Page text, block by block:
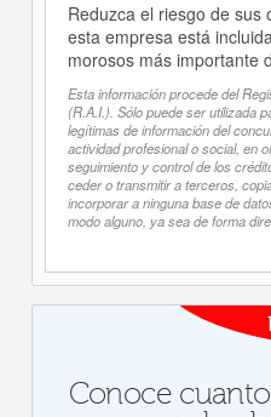
Reduzca el riesgo de sus
esta empresa está
morosos más importante
Esta información procede del
(R.A.I.). Sólo puede ser utilizada
legítimas de información del
actividad profesional o social, en
seguimiento y control de los
ceder o transmitir a terceros,
incorporar a ninguna base de
modo alguno, ya sea de forma
Conoce